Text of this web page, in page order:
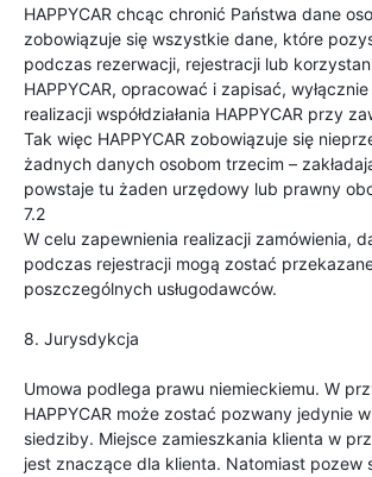
HAPPYCAR chcąc chronić Państwa dane
zobowiązuje się wszystkie dane, które
podczas rezerwacji, rejestracji lub
HAPPYCAR, opracować i zapisać,
realizacji współdziałania HAPPYCAR przy
Tak więc HAPPYCAR zobowiązuje się
żadnych danych osobom trzecim –
powstaje tu żaden urzędowy lub prawny
7.2
W celu zapewnienia realizacji zamówienia,
podczas rejestracji mogą zostać
poszczególnych usługodawców.
8. Jurysdykcja
Umowa podlega prawu niemieckiemu. W
HAPPYCAR może zostać pozwany jedynie
siedziby. Miejsce zamieszkania klienta w
jest znaczące dla klienta. Natomiast pozew